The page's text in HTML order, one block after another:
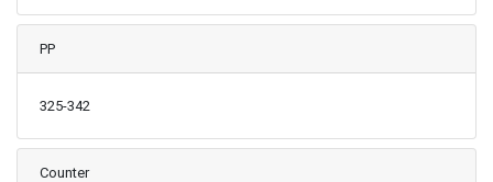
PP
325-342
Counter